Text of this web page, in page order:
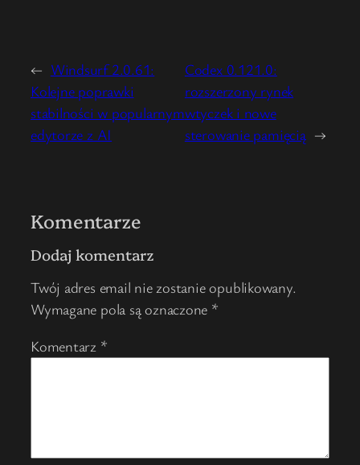
← Windsurf 2.0.61:
Kolejne poprawki
stabilności w popularnym
edytorze z AI
Codex 0.121.0:
rozszerzony rynek
wtyczek i nowe
sterowanie pamięcią →
Komentarze
Dodaj komentarz
Twój adres email nie zostanie opublikowany.
Wymagane pola są oznaczone *
Komentarz *